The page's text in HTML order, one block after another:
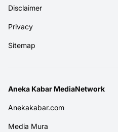
Disclaimer
Privacy
Sitemap
Aneka Kabar MediaNetwork
Anekakabar.com
Media Mura